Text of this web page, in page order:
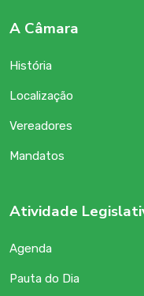
A Câmara
História
Localização
Vereadores
Mandatos
Atividade
Agenda
Pauta do Dia